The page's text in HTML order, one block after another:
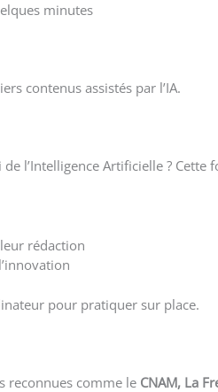
minutes
contenus assistés par l’IA.
l’Intelligence Artificielle ? Cette
rédaction
pour pratiquer sur place.
reconnues comme le CNAM, La